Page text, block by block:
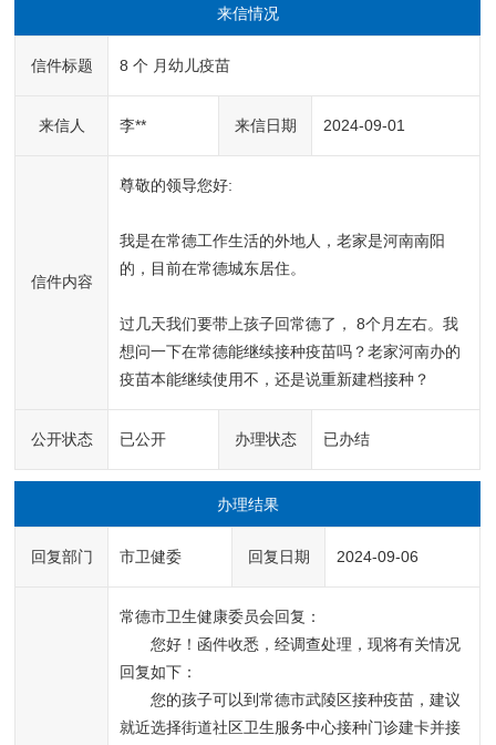
来信情况
信件标题 8 个 月幼儿疫苗
来信人 李** 来信日期 2024-09-01
信件内容
尊敬的领导您好:
我是在常德工作生活的外地人，老家是河南南阳
的，目前在常德城东居住。
过几天我们要带上孩子回常德了， 8个月左右。我
想问一下在常德能继续接种疫苗吗？老家河南办的
疫苗本能继续使用不，还是说重新建档接种？
公开状态 已公开 办理状态 已办结
办理结果
回复部门 市卫健委 回复日期 2024-09-06
常德市卫生健康委员会回复：
您好！函件收悉，经调查处理，现将有关情况
回复如下：
您的孩子可以到常德市武陵区接种疫苗，建议
就近选择街道社区卫生服务中心接种门诊建卡并接